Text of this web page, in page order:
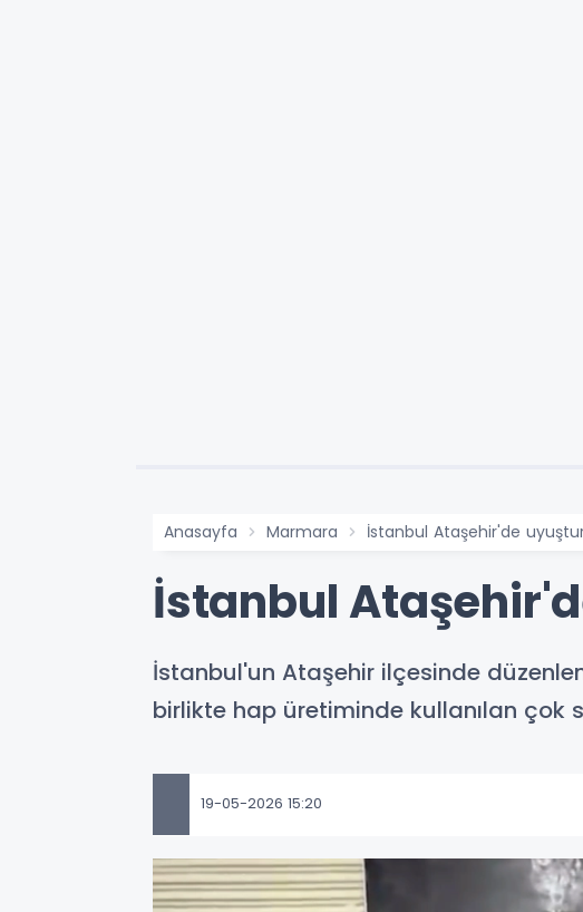
Anasayfa Marmara İstanbul Ataşehir'de
İstanbul
İstanbul'un Ataşehir ilçesinde
birlikte hap üretiminde kullanılan çok
19-05-2026 15:20